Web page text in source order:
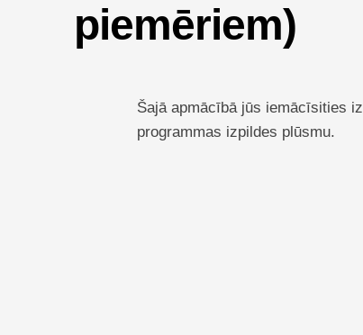
Formula
Nodarbības
piemēriem)
Šajā apmācībā jūs iemācīsities
programmas izpildes plūsmu.